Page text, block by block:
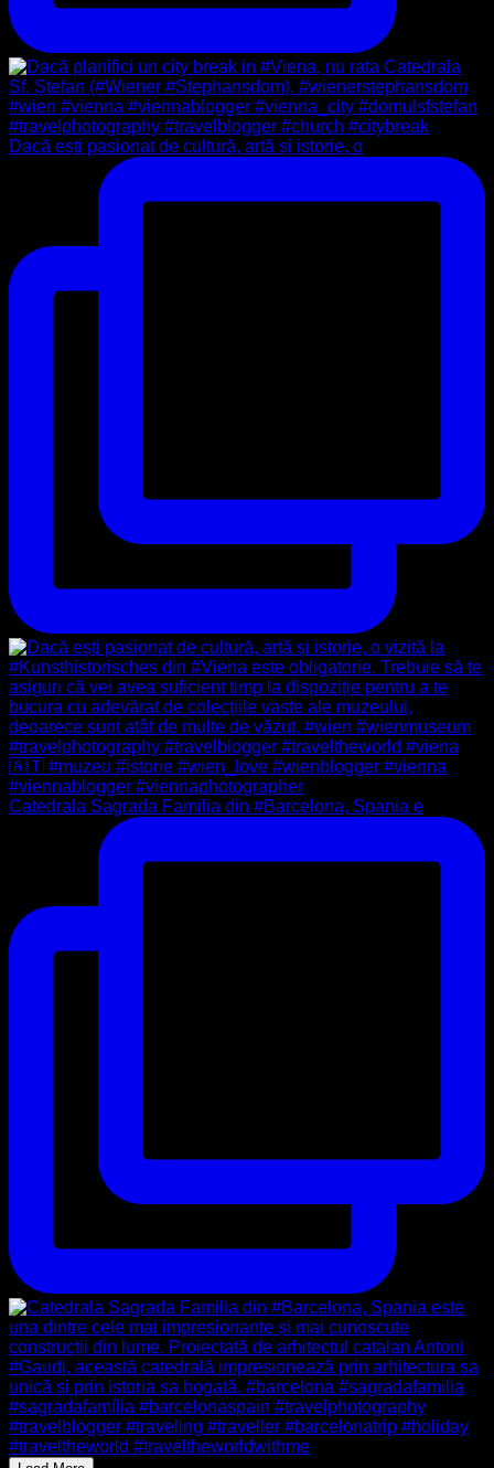
Dacă ești pasionat de cultură, artă și istorie, o
Catedrala Sagrada Familia din #Barcelona, Spania e